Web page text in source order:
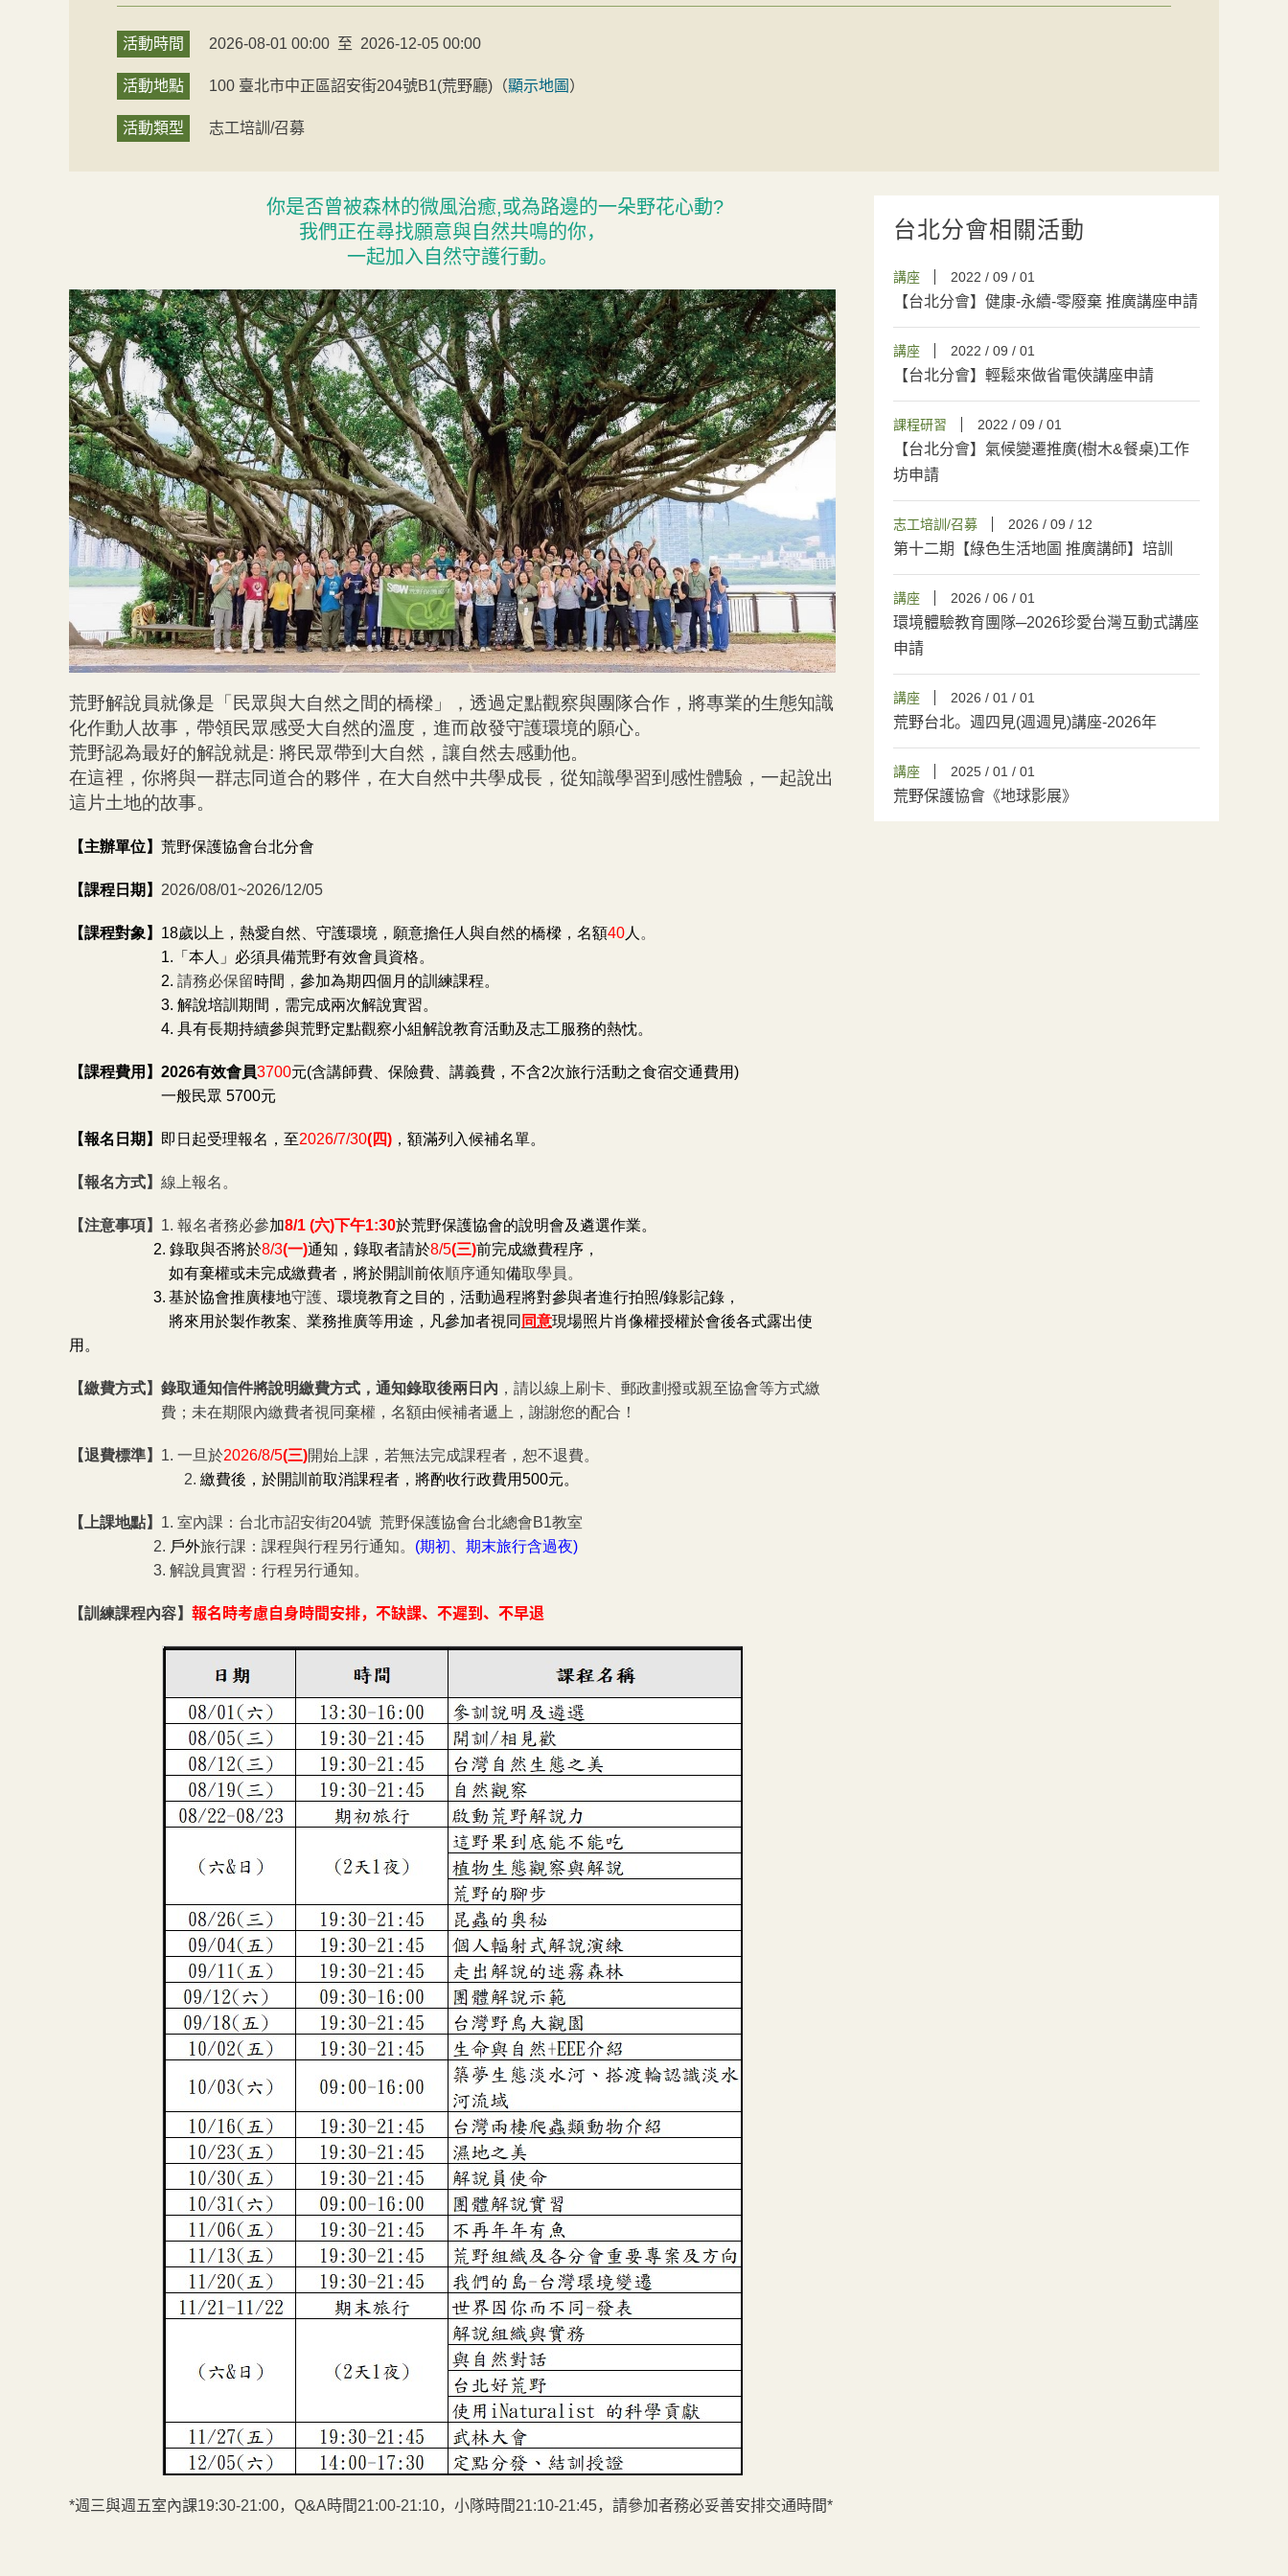
活動時間 2026-08-01 00:00 至 2026-12-05 00:00
活動地點 100 臺北市中正區詔安街204號B1(荒野廳) （顯示地圖 ）
活動類型 志工培訓/召募
你是否曾被森林的微風治癒,或為路邊的一朵野花心動?
我們正在尋找願意與自然共鳴的你，
一起加入自然守護行動。
荒野解說員就像是「民眾與大自然之間的橋樑」，透過定點觀察與團隊合作，將專業的生態知識
化作動人故事，帶領民眾感受大自然的溫度，進而啟發守護環境的願心。
荒野認為最好的解說就是: 將民眾帶到大自然，讓自然去感動他。
在這裡，你將與一群志同道合的夥伴，在大自然中共學成長，從知識學習到感性體驗，一起說出
這片土地的故事。
【主辦單位】 荒野保護協會台北分會
【課程日期】 2026/08/01~2026/12/05
【課程對象】 18歲以上，熱愛自然、守護環境，願意擔任人與自然的橋樑，名額40人 。
1. 「本人」必須具備荒野有效會員資格。
2. 請務必保留時間 ， 參加為期四個月的訓練課程。
3. 解說培訓期間，需完成兩次解說實習。
4. 具有長期持續參與荒野定點觀察小組解說教育活動及志工服務的熱忱。
【課程費用】2026有效會員3700元(含講師費、保險費、講義費，不含2次旅行活動之食宿交通費用)
一般民眾 5700元
【報名日期】 即日起受理報名，至2026/7/30(四)，額滿列入候補名單。
【報名方式】 線上報名。
【注意事項】 1. 報名者務必參加8/1 (六)下午1:30於荒野保護協會的說明會及遴選作業。
2. 錄取與否將於8/3(一)通知，錄取者請於8/5(三)前完成繳費程序，
如有棄權或未完成繳費者，將於開訓前依順序通知備取學員。
3. 基於協會推廣棲地守護 、環境教育之目的，活動過程將對參與者進行拍照/錄影記錄，
將來用於製作教案、業務推廣等用途，凡參加者視同 同意現場照片肖像權授權於會後各式露出使
用。
【繳費方式】錄取通知信件將說明繳費方式，通知錄取後兩日內 ，請以線上刷卡、郵政劃撥或親至協會等方式繳
費；未在期限內繳費者視同棄權，名額由候補者遞上，謝謝您的配合！
【退費標準】 1. 一旦於2026/8/5(三)開始上課，若無法完成課程者，恕不退費。
2. 繳費後，於開訓前取消課程者，將酌收行政費用500元。
【上課地點】 1. 室內課：台北市詔安街204號 荒野保護協會台北總會B1教室
2. 戶外旅行課：課程與行程另行通知。 (期初、期末旅行含過夜)
3. 解說員實習：行程另行通知。
【訓練課程內容】 報名時考慮自身時間安排，不缺課、不遲到、不早退
*週三與週五室內課19:30-21:00，Q&A時間21:00-21:10，小隊時間21:10-21:45，請參加者務必妥善安排交通時間*
台北分會相關活動
講座 2022 / 09 / 01
【台北分會】健康-永續-零廢棄 推廣講座申請
講座 2022 / 09 / 01
【台北分會】輕鬆來做省電俠講座申請
課程研習 2022 / 09 / 01
【台北分會】氣候變遷推廣(樹木&餐桌)工作
坊申請
志工培訓/召募 2026 / 09 / 12
第十二期【綠色生活地圖 推廣講師】培訓
講座 2026 / 06 / 01
環境體驗教育團隊─2026珍愛台灣互動式講座
申請
講座 2026 / 01 / 01
荒野台北。週四見(週週見)講座-2026年
講座 2025 / 01 / 01
荒野保護協會《地球影展》